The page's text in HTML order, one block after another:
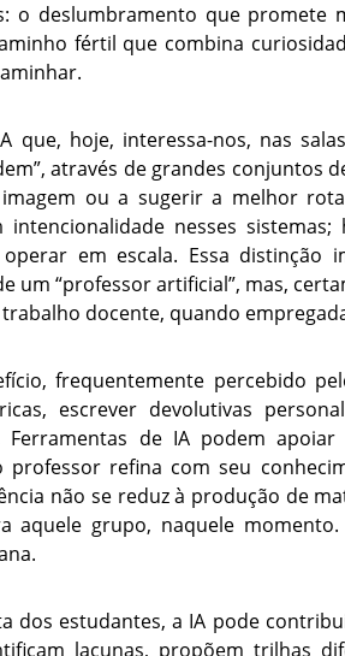
o deslumbramento que promete
fértil que combina
que, hoje, interessa-nos, nas
através de grandes conjuntos
ou a sugerir a melhor
intencionalidade nesses
em escala. Essa
um “professor artificial”, mas,
docente, quando
frequentemente percebido
escrever devolutivas
Ferramentas de IA podem
professor refina com seu
não se reduz à produção de
aquele grupo, naquele
dos estudantes, a IA pode
lacunas, propõem trilhas